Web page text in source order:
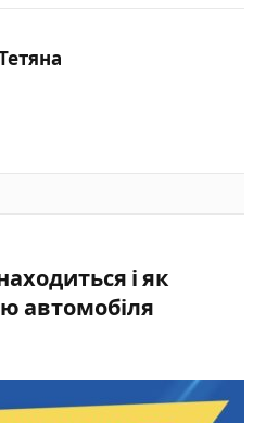
і як
автомобіля